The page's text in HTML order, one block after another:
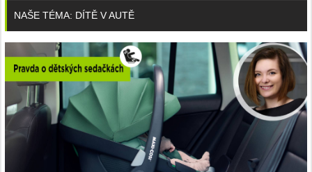
NAŠE TÉMA: DÍTĚ V AUTĚ